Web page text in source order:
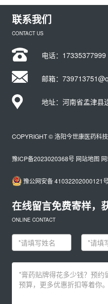
会得到很好优势。
联系我们
CONTACT US
电话： 17335377999
邮箱：
地址：河南省孟津县
COPYRIGHT © 洛阳今世康医药科
豫ICP备2023020368号 网站地图
豫公网安备 41032202000121
在线留言免费寄样，
ONLINE CONTACT